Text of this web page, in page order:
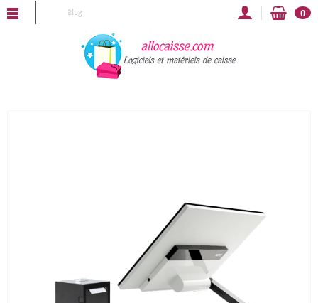
Blog 0
vous souhaite une bonne année 2025 !